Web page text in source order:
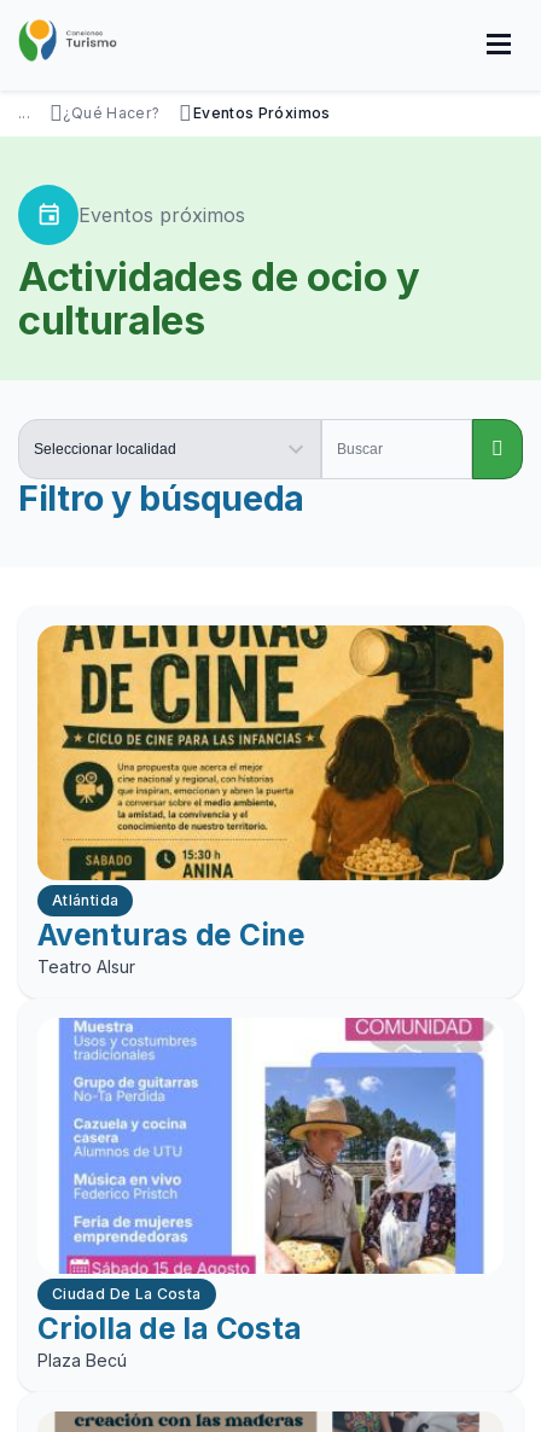
contenido
SOBRE NOSOTROS
DISFRUTÁ
VISITÁ
DATOS ÚTILES
... ¿Qué Hacer? Eventos Próximos
event Eventos próximos
Actividades de ocio y
culturales
Filtro y búsqueda
Atlántida
Aventuras de Cine
Teatro Alsur
Ciudad De La Costa
Criolla de la Costa
Plaza Becú